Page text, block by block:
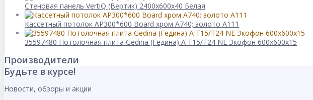
Стеновая панель VertiQ (Вертик) 2400x600x40 Белая
Кассетный потолок AP300*600 Board хром А740; золото А111
35597480 Потолочная плита Gedina (Гедина) A T15/T24 NE Экофон 600x600x15
Производители
Будьте в курсе!
Новости, обзоры и акции